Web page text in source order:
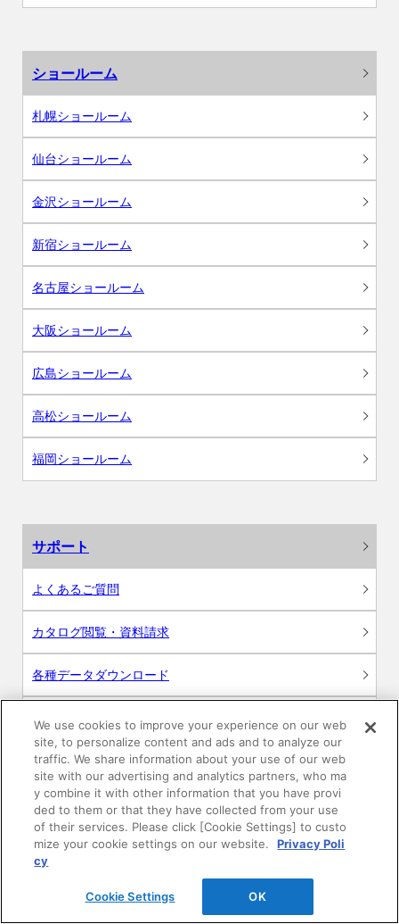
ショールーム
札幌ショールーム
仙台ショールーム
金沢ショールーム
新宿ショールーム
名古屋ショールーム
大阪ショールーム
広島ショールーム
高松ショールーム
福岡ショールーム
サポート
よくあるご質問
カタログ閲覧・資料請求
各種データダウンロード
WEB見積・各種シミュレーション
交換用部品の購入
修理・点検
お問い合わせ
We use cookies to improve your experience on our web
site, to personalize content and ads and to analyze our
traffic. We share information about your use of our web
site with our advertising and analytics partners, who ma
y combine it with other information that you have provi
ded to them or that they have collected from your use
of their services. Please click [Cookie Settings] to custo
mize your cookie settings on our website.
Privacy Poli
cy
Cookie Settings OK